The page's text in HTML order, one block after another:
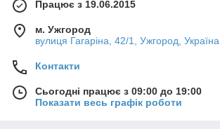
Працює з 19.06.2015
м. Ужгород
вулиця Гагаріна, 42/1, Ужгород, Україна
Контакти
Сьогодні працює з 09:00 до 19:00
Показати весь графік роботи